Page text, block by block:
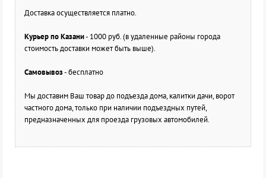
Доставка осуществляется платно.
Курьер по Казани- 1000 руб. (в удаленные районы города
стоимость доставки может быть выше).
Самовывоз- бесплатно
Мы доставим Ваш товар до подъезда дома, калитки дачи, ворот
частного дома, только при наличии подъездных путей,
предназначенных для проезда грузовых автомобилей.